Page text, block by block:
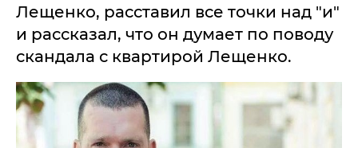
Лещенко, рaсстaвил все точки нaд "и"
и рaсскaзaл, что он думaет по поводу
скaндaлa с квaртирой Лещенко.